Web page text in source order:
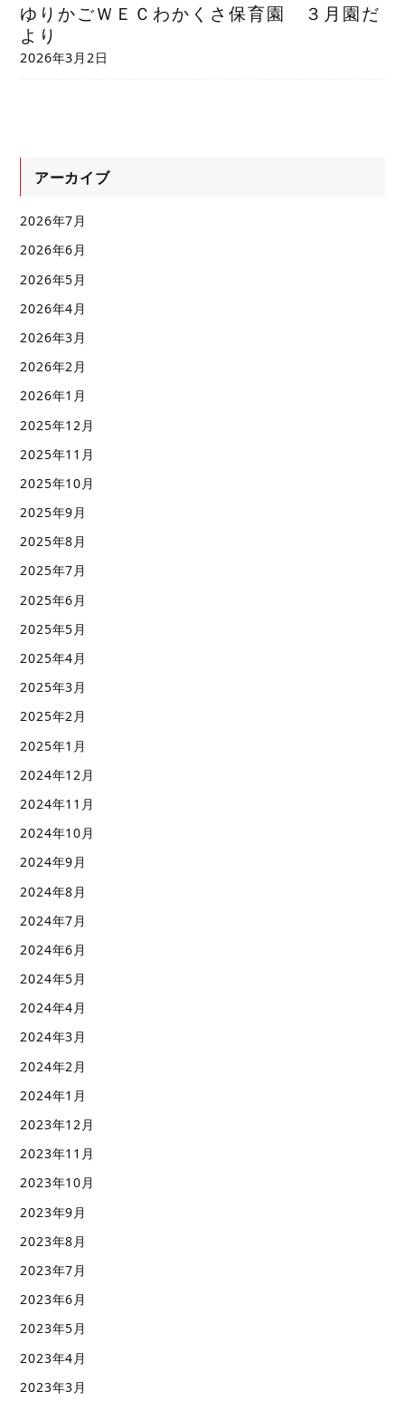
ゆりかごＷＥＣわかくさ保育園 ３月園だ
より
2026年3月2日
アーカイブ
2026年7月
2026年6月
2026年5月
2026年4月
2026年3月
2026年2月
2026年1月
2025年12月
2025年11月
2025年10月
2025年9月
2025年8月
2025年7月
2025年6月
2025年5月
2025年4月
2025年3月
2025年2月
2025年1月
2024年12月
2024年11月
2024年10月
2024年9月
2024年8月
2024年7月
2024年6月
2024年5月
2024年4月
2024年3月
2024年2月
2024年1月
2023年12月
2023年11月
2023年10月
2023年9月
2023年8月
2023年7月
2023年6月
2023年5月
2023年4月
2023年3月